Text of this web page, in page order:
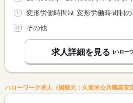
その他
求人詳細を見る (ハロー
ハローワーク求人（掲載元：久留米公共職業安